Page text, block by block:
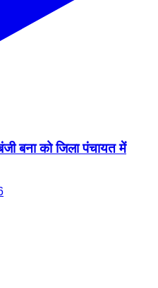
बना को जिला पंचायत में